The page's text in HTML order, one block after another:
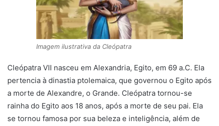
Imagem ilustrativa da Cleópatra
Cleópatra VII nasceu em Alexandria, Egito, em 69 a.C. Ela
pertencia à dinastia ptolemaica, que governou o Egito após
a morte de Alexandre, o Grande. Cleópatra tornou-se
rainha do Egito aos 18 anos, após a morte de seu pai. Ela
se tornou famosa por sua beleza e inteligência, além de